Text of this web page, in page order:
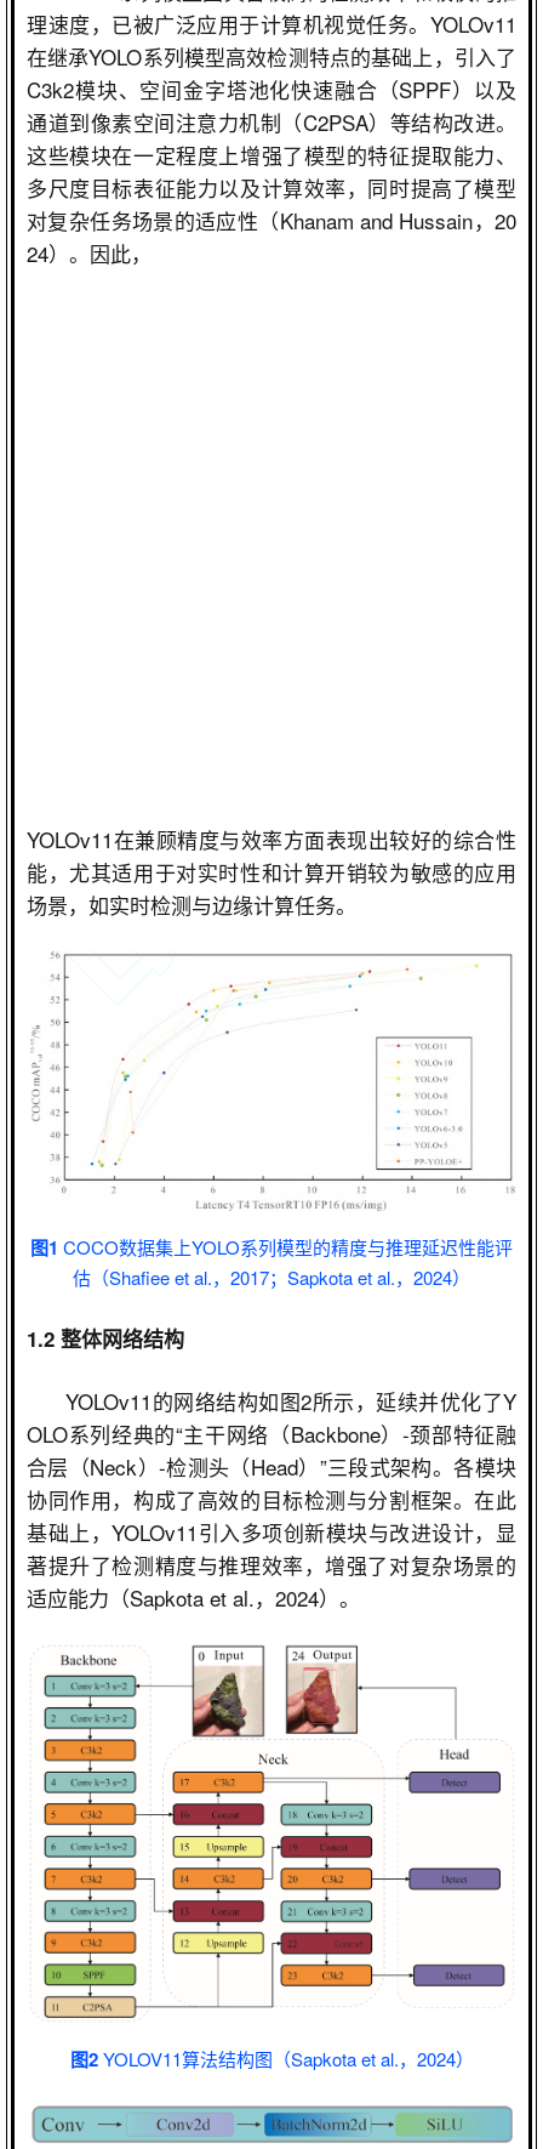
理速度，已被广泛应用于计算机视觉任务。 YOLOv11
在继承YOLO系列模型高效检测特点的基础上，引入了
C3k2模块、空间金字塔池化快速融合（SPPF）以及
通道到像素空间注意力机制（C2PSA）等结构改进。
这些模块在一定程度上增强了模型的特征提取能力、
多尺度目标表征能力以及计算效率，同时提高了模型
对复杂任务场景的适应性（Khanam and Hussain， 20
24）。因此，
YOLOv11在兼顾精度与效率方面表现出较好的综合性
能，尤其适用于对实时性和计算开销较为敏感的应用
场景，如实时检测与边缘计算任务。
图1 COCO数据集上YOLO系列模型的精度与推理延迟性能评
估（Shafiee et al.，2017；Sapkota et al.，2024）
1.2 整体网络结构
YOLOv11 的网络结构如图2所示，延续并优化了Y
OLO系列经典的“主干网络（Backbone） -颈部特征融
合层（Neck） -检测头（Head） ”三段式架构。各模块
协同作用，构成了高效的目标检测与分割框架。在此
基础上，YOLOv11 引入多项创新模块与改进设计，显
著提升了检测精度与推理效率，增强了对复杂场景的
适应能力（Sapkota et al.， 2024）。
图2YOLOV11算法结构图（Sapkota et al.，2024）